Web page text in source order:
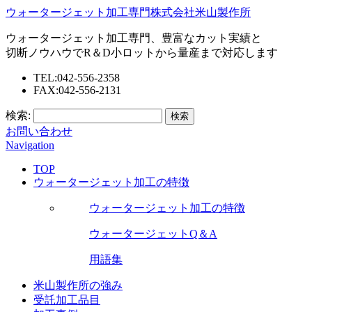
ウォータージェット加工専門株式会社米山製作所
ウォータージェット加工専門、豊富なカット実績と
切断ノウハウでR＆D小ロットから量産まで対応します
TEL:042-556-2358
FAX:042-556-2131
検索:
お問い合わせ
Navigation
TOP
ウォータージェット加工の特徴
ウォータージェット加工の特徴
ウォータージェットQ＆A
用語集
米山製作所の強み
受託加工品目